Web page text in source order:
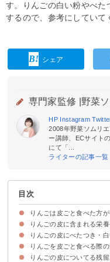
す。りんごの白い粉やべた
するので、参考にしていて
シェア
専門家監修 | 野菜
HP Instagram
2008年野菜ソムリ
ー講師、ECサイト
にて「...
ライターの記事一覧
目次
りんごは皮ごと食べた方
りんごの皮に多くのポリ
ポリフェノール①プロシ
ポリフェノール②アント
ポリフェノール③エピカ
りんごの皮に含まれる栄
①食物繊維
②ビタミンC
りんごの皮にべたつき・
皮のべたつき・白い粉の
皮についているブルーム
りんごを皮ごと食べる際の
①外国産のりんごは皮ご
②残留農薬がある
りんごの皮についてる残